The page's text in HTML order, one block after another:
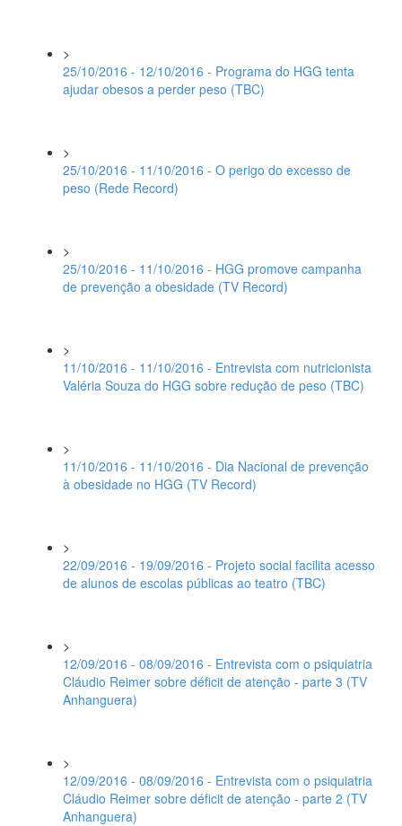
>
25/10/2016 - 12/10/2016 - Programa do HGG tenta
ajudar obesos a perder peso (TBC)
>
25/10/2016 - 11/10/2016 - O perigo do excesso de
peso (Rede Record)
>
25/10/2016 - 11/10/2016 - HGG promove campanha
de prevenção a obesidade (TV Record)
>
11/10/2016 - 11/10/2016 - Entrevista com nutricionista
Valéria Souza do HGG sobre redução de peso (TBC)
>
11/10/2016 - 11/10/2016 - Dia Nacional de prevenção
à obesidade no HGG (TV Record)
>
22/09/2016 - 19/09/2016 - Projeto social facilita acesso
de alunos de escolas públicas ao teatro (TBC)
>
12/09/2016 - 08/09/2016 - Entrevista com o psiquiatria
Cláudio Reimer sobre déficit de atenção - parte 3 (TV
Anhanguera)
>
12/09/2016 - 08/09/2016 - Entrevista com o psiquiatria
Cláudio Reimer sobre déficit de atenção - parte 2 (TV
Anhanguera)